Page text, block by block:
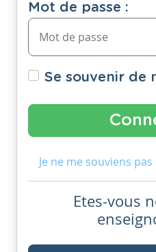
Mot de passe :
Se souvenir de
Je ne me souviens
Etes-vous